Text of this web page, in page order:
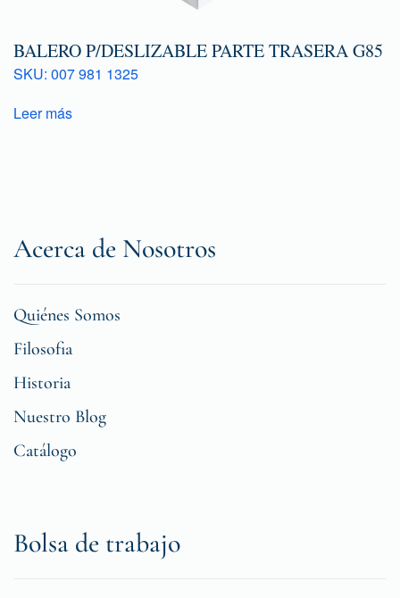
BALERO P/DESLIZABLE PARTE TRASERA G85
SKU: 007 981 1325
Leer más
Acerca de Nosotros
Quiénes Somos
Filosofia
Historia
Nuestro Blog
Catálogo
Bolsa de trabajo